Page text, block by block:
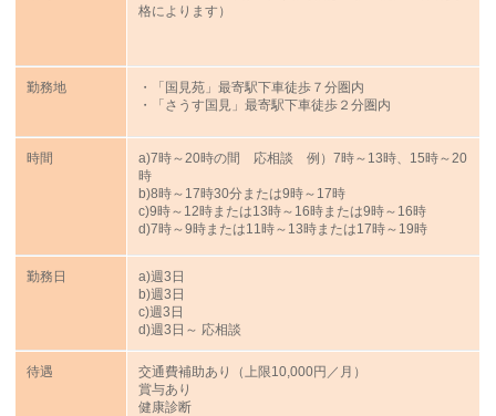
格によります）
勤務地
・「国見苑」最寄駅下車徒歩７分圏内
・「さうす国見」最寄駅下車徒歩２分圏内
時間
a)7時～20時の間 応相談 例）7時～13時、15時～20
時
b)8時～17時30分または9時～17時
c)9時～12時または13時～16時または9時～16時
d)7時～9時または11時～13時または17時～19時
勤務日
a)週3日
b)週3日
c)週3日
d)週3日～ 応相談
待遇
交通費補助あり（上限10,000円／月）
賞与あり
健康診断